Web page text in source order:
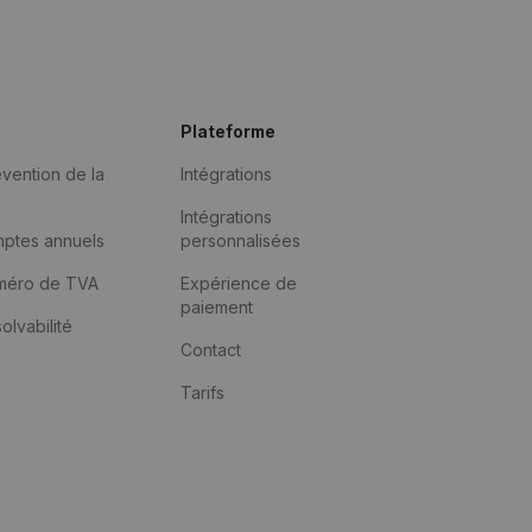
de la
annuels
de TVA
Plateforme
Intégrations
Intégrations
personnalisées
Expérience de
paiement
Contact
Tarifs